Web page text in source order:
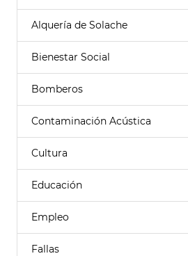
Alquería de Solache
Bienestar Social
Bomberos
Contaminación Acústica
Cultura
Educación
Empleo
Fallas